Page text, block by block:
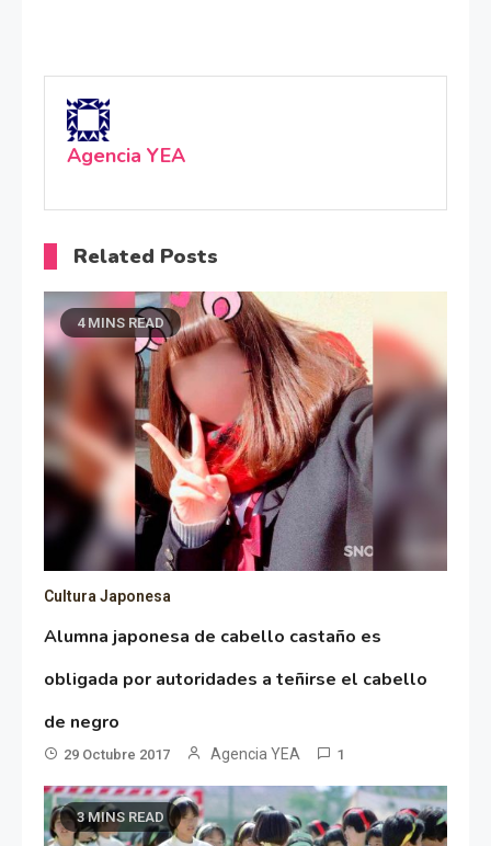
Agencia YEA
Related Posts
4 MINS READ
Cultura Japonesa
Alumna japonesa de cabello castaño es
obligada por autoridades a teñirse el cabello
de negro
29 Octubre 2017 Agencia YEA 1
3 MINS READ